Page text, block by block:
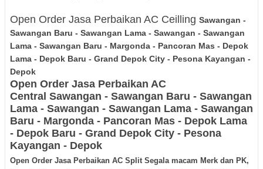
Open Order Jasa Perbaikan AC Ceilling Sawangan -
Sawangan Baru - Sawangan Lama - Sawangan - Sawangan
Lama - Sawangan Baru - Margonda - Pancoran Mas - Depok
Lama - Depok Baru - Grand Depok City - Pesona Kayangan -
Depok
Open Order Jasa Perbaikan AC
Central Sawangan - Sawangan Baru - Sawangan
Lama - Sawangan - Sawangan Lama - Sawangan
Baru - Margonda - Pancoran Mas - Depok Lama
- Depok Baru - Grand Depok City - Pesona
Kayangan - Depok
Open Order Jasa Perbaikan AC Split Segala macam Merk dan PK,